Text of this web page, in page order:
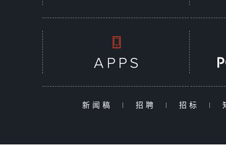
新闻稿 | 招聘 | 招标 |